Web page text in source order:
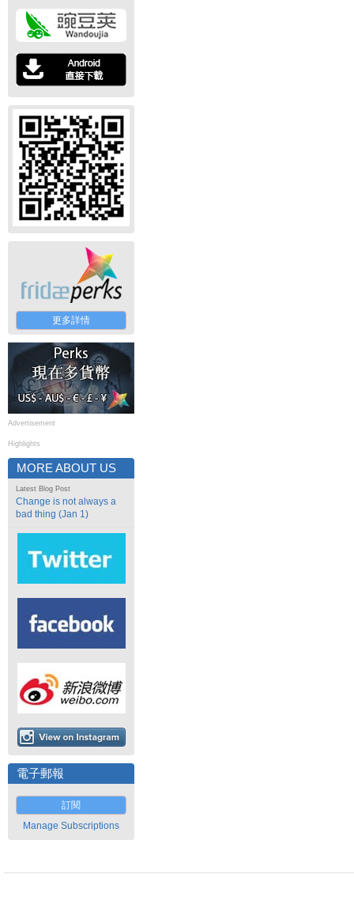
更多詳情
Advertisement
Highlights
MORE ABOUT US
Latest Blog Post
Change is not always a
bad thing (Jan 1)
電子郵報
訂閱
Manage Subscriptions